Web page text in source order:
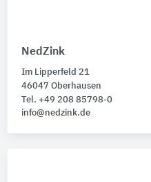
NedZink
Im Lipperfeld 21
46047 Oberhausen
Tel. +49 208 85798-0
info@nedzink.de